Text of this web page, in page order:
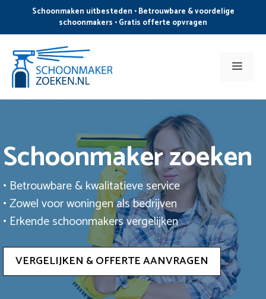
de
inhoud
Schoonmaken uitbesteden • Betrouwbare & voordelige
schoonmakers • Gratis offerte opvragen
Menu
Schoonmaker zoeken
• Betrouwbare & kwalitatieve service
• Zowel voor woningen als bedrijven
• Erkende schoonmakers vergelijken
VERGELIJKEN & OFFERTE AANVRAGEN